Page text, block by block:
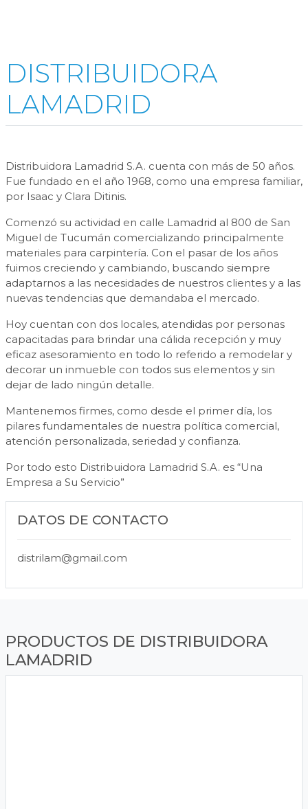
DISTRIBUIDORA
LAMADRID
Distribuidora Lamadrid S.A. cuenta con más de 50 años.
Fue fundado en el año 1968, como una empresa familiar,
por Isaac y Clara Ditinis.
Comenzó su actividad en calle Lamadrid al 800 de San
Miguel de Tucumán comercializando principalmente
materiales para carpintería. Con el pasar de los años
fuimos creciendo y cambiando, buscando siempre
adaptarnos a las necesidades de nuestros clientes y a las
nuevas tendencias que demandaba el mercado.
Hoy cuentan con dos locales, atendidas por personas
capacitadas para brindar una cálida recepción y muy
eficaz asesoramiento en todo lo referido a remodelar y
decorar un inmueble con todos sus elementos y sin
dejar de lado ningún detalle.
Mantenemos firmes, como desde el primer día, los
pilares fundamentales de nuestra política comercial,
atención personalizada, seriedad y confianza.
Por todo esto Distribuidora Lamadrid S.A. es “Una
Empresa a Su Servicio”
DATOS DE CONTACTO
distrilam@gmail.com
PRODUCTOS DE DISTRIBUIDORA
LAMADRID